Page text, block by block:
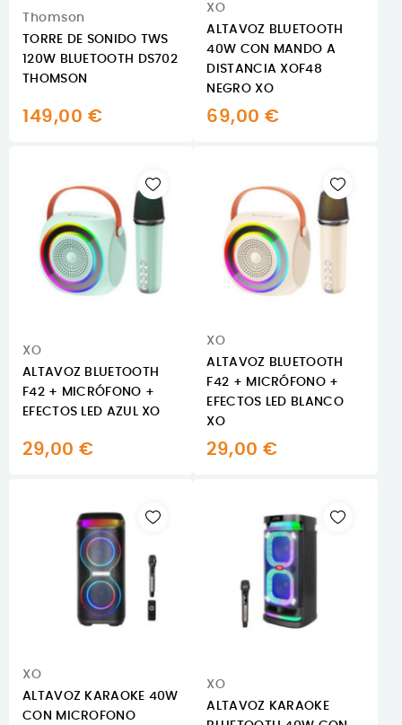
Thomson
TORRE DE SONIDO TWS
120W BLUETOOTH DS702
THOMSON
149,00 €
XO
ALTAVOZ BLUETOOTH
40W CON MANDO A
DISTANCIA XOF48
NEGRO XO
69,00 €
XO
ALTAVOZ BLUETOOTH
F42 + MICRÓFONO +
EFECTOS LED AZUL XO
29,00 €
XO
ALTAVOZ BLUETOOTH
F42 + MICRÓFONO +
EFECTOS LED BLANCO
XO
29,00 €
XO
ALTAVOZ KARAOKE 40W
CON MICROFONO
XO
ALTAVOZ KARAOKE